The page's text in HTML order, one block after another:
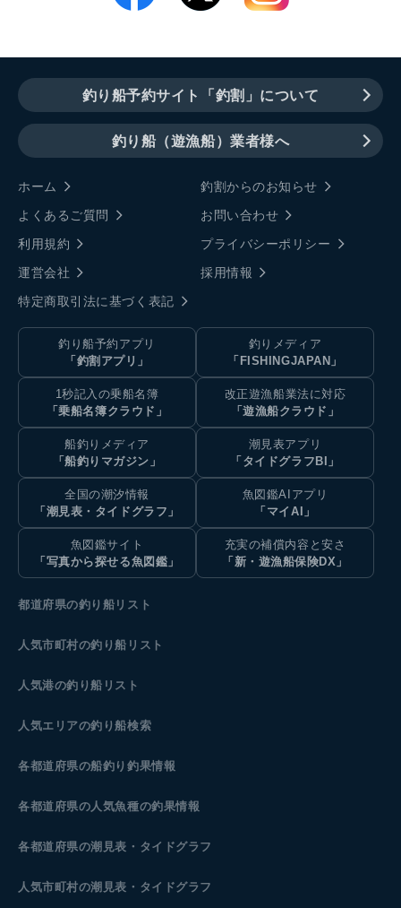
釣り船予約サイト「釣割」について
釣り船（遊漁船）業者様へ
ホーム
釣割からのお知らせ
よくあるご質問
お問い合わせ
利用規約
プライバシーポリシー
運営会社
採用情報
特定商取引法に基づく表記
釣り船予約アプリ
「釣割アプリ」
釣りメディア
「FISHINGJAPAN」
1秒記入の乗船名簿
「乗船名簿クラウド」
改正遊漁船業法に対応
「遊漁船クラウド」
船釣りメディア
「船釣りマガジン」
潮見表アプリ
「タイドグラフBI」
全国の潮汐情報
「潮見表・タイドグラフ」
魚図鑑AIアプリ
「マイAI」
魚図鑑サイト
「写真から探せる魚図鑑」
充実の補償内容と安さ
「新・遊漁船保険DX」
都道府県の釣り船リスト
人気市町村の釣り船リスト
人気港の釣り船リスト
人気エリアの釣り船検索
各都道府県の船釣り釣果情報
各都道府県の人気魚種の釣果情報
各都道府県の潮見表 ・タイドグラフ
人気市町村の潮見表・タイドグラフ